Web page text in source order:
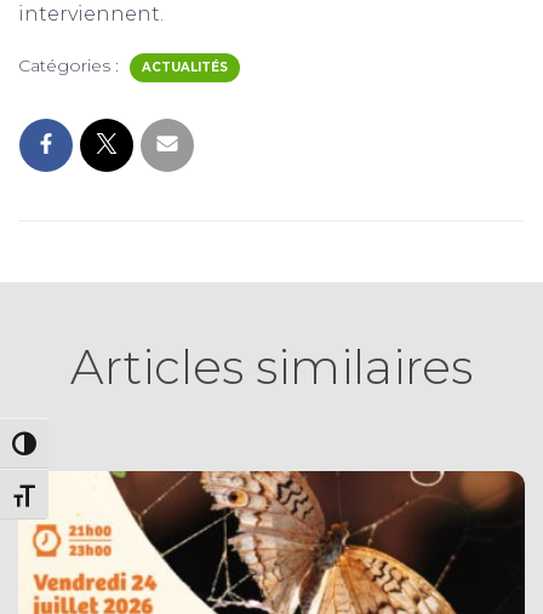
PASSER EN CONTRASTE ÉLEVÉ
CHANGER LA TAILLE DE LA POLICE
interviennent.
Catégories : ACTUALITÉS
Articles similaires